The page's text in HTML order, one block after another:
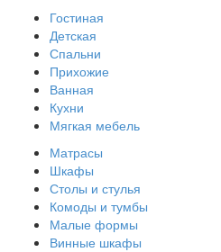
Гостиная
Детская
Спальни
Прихожие
Ванная
Кухни
Мягкая мебель
Матрасы
Шкафы
Столы и стулья
Комоды и тумбы
Малые формы
Винные шкафы